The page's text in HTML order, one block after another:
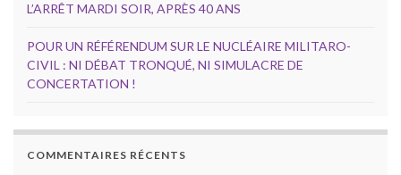
L’ARRÊT MARDI SOIR, APRÈS 40 ANS
POUR UN RÉFÉRENDUM SUR LE NUCLÉAIRE MILITARO-
CIVIL : NI DÉBAT TRONQUÉ, NI SIMULACRE DE
CONCERTATION !
COMMENTAIRES RÉCENTS